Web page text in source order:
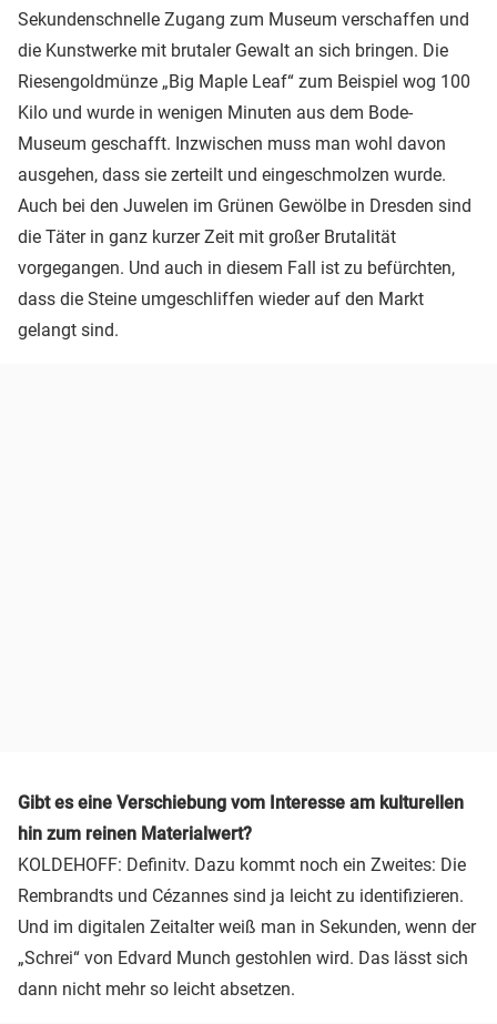
Sekundenschnelle Zugang zum Museum verschaffen und
die Kunstwerke mit brutaler Gewalt an sich bringen. Die
Riesengoldmünze „Big Maple Leaf“ zum Beispiel wog 100
Kilo und wurde in wenigen Minuten aus dem Bode-
Museum geschafft. Inzwischen muss man wohl davon
ausgehen, dass sie zerteilt und eingeschmolzen wurde.
Auch bei den Juwelen im Grünen Gewölbe in Dresden sind
die Täter in ganz kurzer Zeit mit großer Brutalität
vorgegangen. Und auch in diesem Fall ist zu befürchten,
dass die Steine umgeschliffen wieder auf den Markt
gelangt sind.
Gibt es eine Verschiebung vom Interesse am kulturellen
hin zum reinen Materialwert?
KOLDEHOFF: Definitv. Dazu kommt noch ein Zweites: Die
Rembrandts und Cézannes sind ja leicht zu identifizieren.
Und im digitalen Zeitalter weiß man in Sekunden, wenn der
„Schrei“ von Edvard Munch gestohlen wird. Das lässt sich
dann nicht mehr so leicht absetzen.